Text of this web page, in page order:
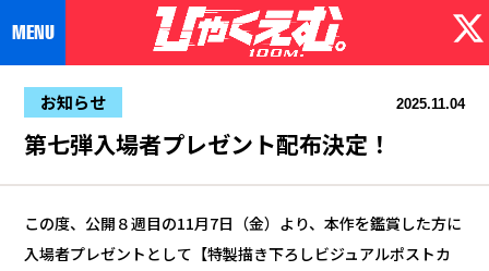
2025.11.04
お知らせ
第七弾入場者プレゼント配布決定！
この度、公開８週目の11月7日（金）より、本作を鑑賞した方に
入場者プレゼントとして【特製描き下ろしビジュアルポストカ